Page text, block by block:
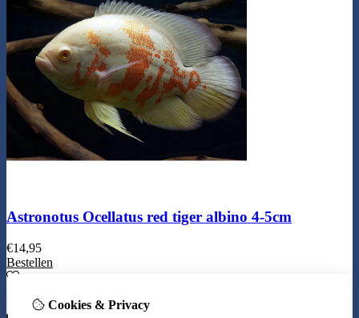
Astronotus Ocellatus red tiger albino 4-5cm
€14,95
Bestellen
Cookies & Privacy